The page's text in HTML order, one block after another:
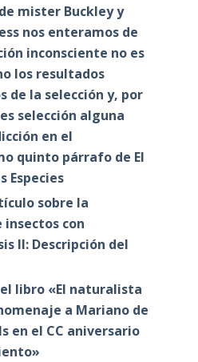
mister Buckley y
nos enteramos de
inconsciente no es
los resultados
de la selección y, por
selección alguna
en el
quinto párrafo de El
Especies
sobre la
insectos con
II: Descripción del
libro «El naturalista
a Mariano de
en el CC aniversario